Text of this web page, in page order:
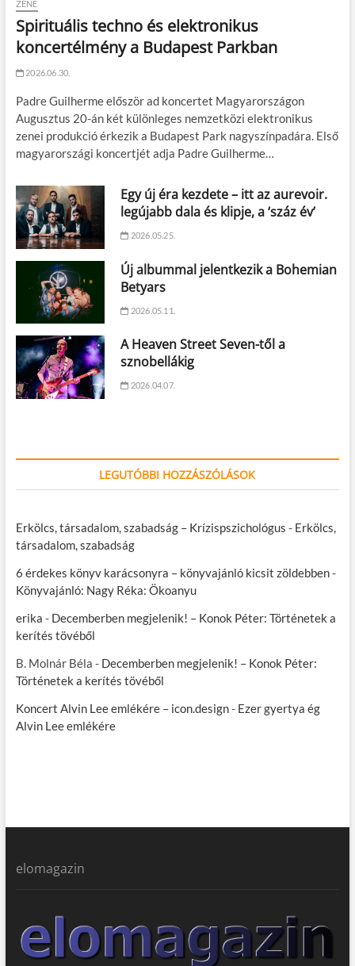
ZENE
Spirituális techno és elektronikus
koncertélmény a Budapest Parkban
2026.06.30.
Padre Guilherme először ad koncertet Magyarországon
Augusztus 20-án két különleges nemzetközi elektronikus
zenei produkció érkezik a Budapest Park nagyszínpadára. Első
magyarországi koncertjét adja Padre Guilherme…
Egy új éra kezdete – itt az aurevoir.
legújabb dala és klipje, a ‘száz év’
2026.05.25.
Új albummal jelentkezik a Bohemian
Betyars
2026.05.11.
A Heaven Street Seven-től a
sznobellákig
2026.04.07.
LEGUTÓBBI HOZZÁSZÓLÁSOK
Erkölcs, társadalom, szabadság – Krízispszichológus - Erkölcs,
társadalom, szabadság
6 érdekes könyv karácsonyra – könyvajánló kicsit zöldebben-
Könyvajánló: Nagy Réka: Ökoanyu
erika - Decemberben megjelenik! – Konok Péter: Történetek a
kerítés tövéből
B. Molnár Béla - Decemberben megjelenik! – Konok Péter:
Történetek a kerítés tövéből
Koncert Alvin Lee emlékére – icon.design- Ezer gyertya ég
Alvin Lee emlékére
elomagazin